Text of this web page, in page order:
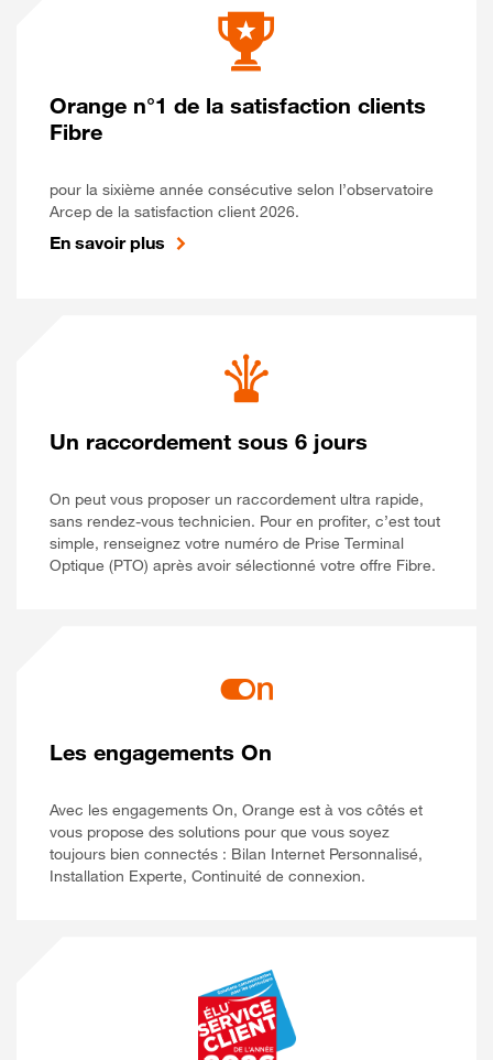
Orange n°1 de la satisfaction clients
Fibre
pour la sixième année consécutive selon l’observatoire
Arcep de la satisfaction client 2026.
En savoir plus
Un raccordement sous 6 jours
On peut vous proposer un raccordement ultra rapide,
sans rendez-vous technicien. Pour en profiter, c’est tout
simple, renseignez votre numéro de Prise Terminal
Optique (PTO) après avoir sélectionné votre offre Fibre.
Les engagements On
Avec les engagements On, Orange est à vos côtés et
vous propose des solutions pour que vous soyez
toujours bien connectés : Bilan Internet Personnalisé,
Installation Experte, Continuité de connexion.